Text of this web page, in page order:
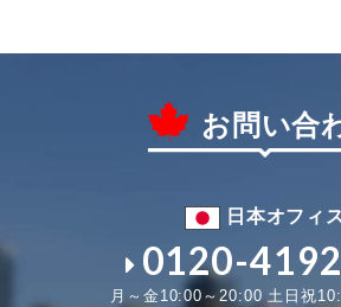
お問い合
日本オフィ
0120-
月～金10:00～20:00 土日祝